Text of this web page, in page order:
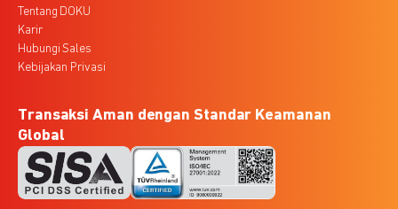
Tentang DOKU
Karir
Hubungi Sales
Kebijakan Privasi
Transaksi Aman dengan Standar Keamanan
Global